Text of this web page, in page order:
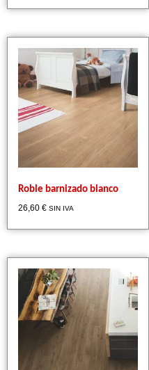
Roble barnizado blanco
26,60 € SIN IVA